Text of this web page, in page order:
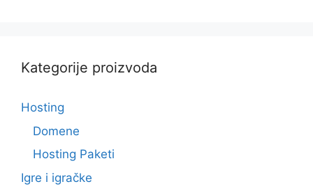
Kategorije proizvoda
Hosting
Domene
Hosting Paketi
Igre i igračke